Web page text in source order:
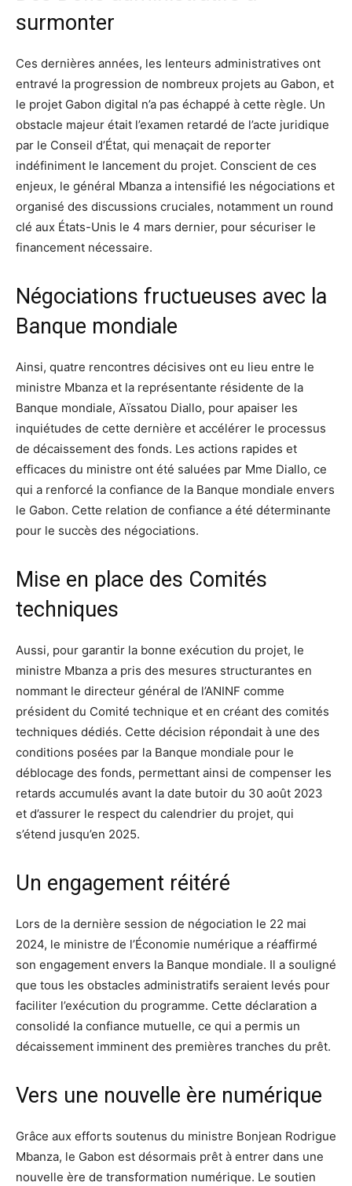
surmonter
Ces dernières années, les lenteurs administratives ont
entravé la progression de nombreux projets au Gabon, et
le projet Gabon digital n’a pas échappé à cette règle. Un
obstacle majeur était l’examen retardé de l’acte juridique
par le Conseil d’État, qui menaçait de reporter
indéfiniment le lancement du projet. Conscient de ces
enjeux, le général Mbanza a intensifié les négociations et
organisé des discussions cruciales, notamment un round
clé aux États-Unis le 4 mars dernier, pour sécuriser le
financement nécessaire.
Négociations fructueuses avec la
Banque mondiale
Ainsi, quatre rencontres décisives ont eu lieu entre le
ministre Mbanza et la représentante résidente de la
Banque mondiale, Aïssatou Diallo, pour apaiser les
inquiétudes de cette dernière et accélérer le processus
de décaissement des fonds. Les actions rapides et
efficaces du ministre ont été saluées par Mme Diallo, ce
qui a renforcé la confiance de la Banque mondiale envers
le Gabon. Cette relation de confiance a été déterminante
pour le succès des négociations.
Mise en place des Comités
techniques
Aussi, pour garantir la bonne exécution du projet, le
ministre Mbanza a pris des mesures structurantes en
nommant le directeur général de l’ANINF comme
président du Comité technique et en créant des comités
techniques dédiés. Cette décision répondait à une des
conditions posées par la Banque mondiale pour le
déblocage des fonds, permettant ainsi de compenser les
retards accumulés avant la date butoir du 30 août 2023
et d’assurer le respect du calendrier du projet, qui
s’étend jusqu’en 2025.
Un engagement réitéré
Lors de la dernière session de négociation le 22 mai
2024, le ministre de l’Économie numérique a réaffirmé
son engagement envers la Banque mondiale. Il a souligné
que tous les obstacles administratifs seraient levés pour
faciliter l’exécution du programme. Cette déclaration a
consolidé la confiance mutuelle, ce qui a permis un
décaissement imminent des premières tranches du prêt.
Vers une nouvelle ère numérique
Grâce aux efforts soutenus du ministre Bonjean Rodrigue
Mbanza, le Gabon est désormais prêt à entrer dans une
nouvelle ère de transformation numérique. Le soutien